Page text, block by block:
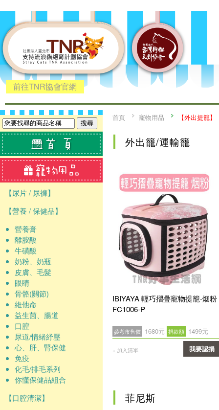
前往TNR協會官網
【尿片 / 尿褲】
【營養 / 保健品】
營養膏
離胺酸
牛磺酸
奶粉、奶瓶
皮膚、毛髮
眼睛
骨骼(關節)
維他命
益生菌、腸道
口腔
尿道/情緒紓壓
心、肝、腎保健
免疫
化毛/排毛系列
你懂保健品組合
【口腔清潔】
首頁 寵物用品 【外出提籠】
外出籠/運輸籠
IBIYAYA 輕巧摺疊寵物提籠-烟粉
FC1006-P
參考市售價 1680元 捐款額 1499元
+ 加入清單 我要認捐
菲尼斯